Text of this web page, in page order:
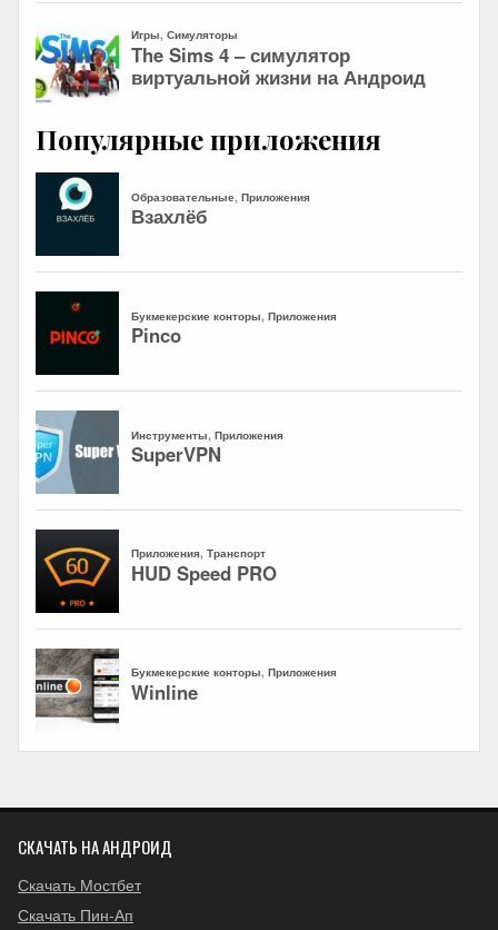
Популярные приложения
СКАЧАТЬ НА АНДРОИД
Скачать Мостбет
Скачать Пин-Ап